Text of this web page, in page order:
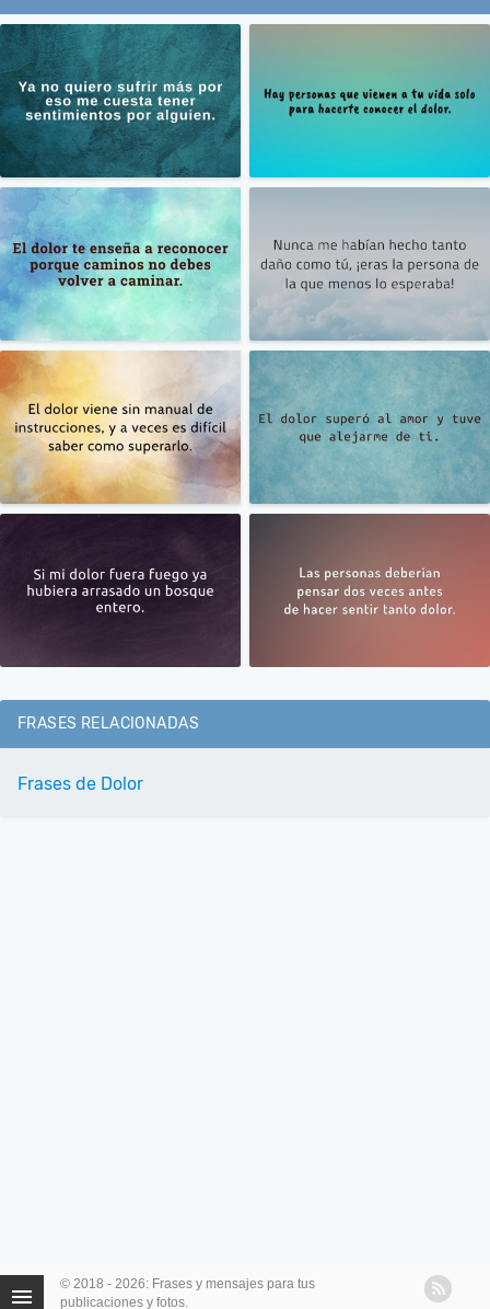
FRASES RELACIONADAS
Frases de Dolor
© 2018 - 2026: Frases y mensajes para tus
publicaciones y fotos.